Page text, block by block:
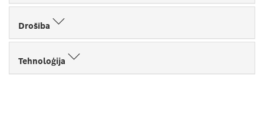
Drošība
Tehnoloģija